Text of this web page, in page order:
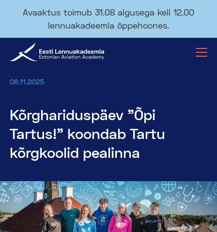
Avaaktus toimub 31.08 algusega kell 12.00
lennuakadeemia õppehoones.
06.11.2025
Kõrghariduspäev "Õpi
Tartus!" koondab Tartu
kõrgkoolid pealinna